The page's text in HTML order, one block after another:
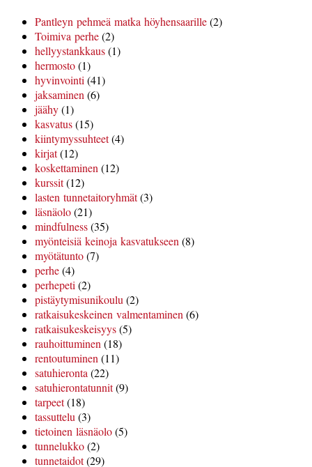
Pantleyn pehmeä matka höyhensaarille(2)
Toimiva perhe(2)
hellyystankkaus(1)
hermosto(1)
hyvinvointi (41)
jaksaminen (6)
jäähy(1)
kasvatus(15)
kiintymyssuhteet(4)
kirjat(12)
koskettaminen (12)
kurssit(12)
lasten tunnetaitoryhmät(3)
läsnäolo(21)
mindfulness(35)
myönteisiä keinoja kasvatukseen (8)
myötätunto(7)
perhe(4)
perhepeti (2)
pistäytymisunikoulu (2)
ratkaisukeskeinen valmentaminen (6)
ratkaisukeskeisyys(5)
rauhoittuminen (18)
rentoutuminen (11)
satuhieronta (22)
satuhierontatunnit(9)
tarpeet(18)
tassuttelu (3)
tietoinen läsnäolo(5)
tunnelukko(2)
tunnetaidot(29)